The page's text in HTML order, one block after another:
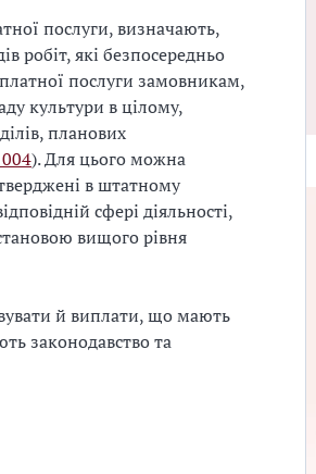
послуги, визначають,
робіт, які безпосередньо
послуги замовникам,
культури в цілому,
планових
). Для цього можна
в штатному
сфері діяльності,
вищого рівня
й виплати, що мають
законодавство та